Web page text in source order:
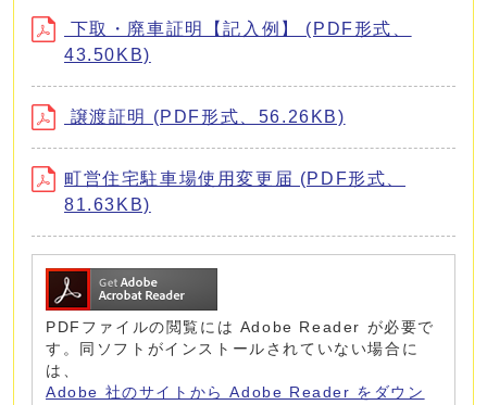
下取・廃車証明【記入例】 (PDF形式、
43.50KB)
譲渡証明 (PDF形式、56.26KB)
町営住宅駐車場使用変更届 (PDF形式、
81.63KB)
PDFファイルの閲覧には Adobe Reader が必要で
す。同ソフトがインストールされていない場合に
は、
Adobe 社のサイトから Adobe Reader をダウン